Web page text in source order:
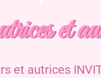
et
et autrices